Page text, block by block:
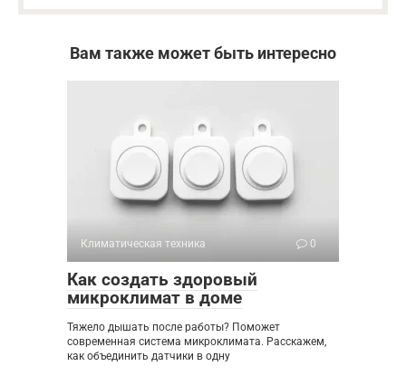
Вам также может быть интересно
Климатическая техника 0
Как создать здоровый
микроклимат в доме
Тяжело дышать после работы? Поможет
современная система микроклимата. Расскажем,
как объединить датчики в одну